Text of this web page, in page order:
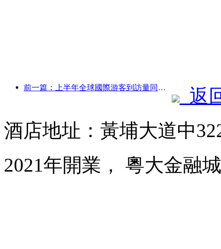
前一篇：上半年全球國際游客到訪量同比增長5%
返
酒店地址：黃埔大道中
2021年開業， 粵大金